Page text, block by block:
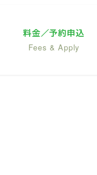
料金／予約申込
Fees & Apply